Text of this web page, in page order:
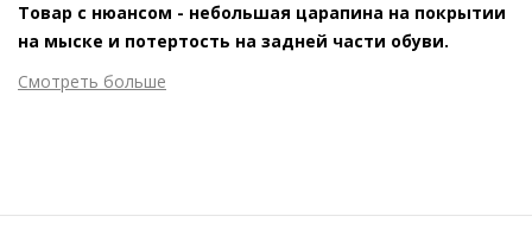
Товар с нюансом - небольшая царапина на покрытии
на мыске и потертость на задней части обуви.
Смотреть больше
Высота каблука 70 мм